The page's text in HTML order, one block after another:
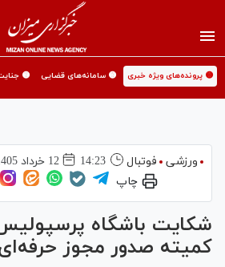
🟡 پرونده‌های ویژه خبری 🟡 سامانه‌های قضایی 🟡
ورزشی فوتبال 14:23 12 خرداد 1405
چاپ
شکایت باشگاه
کمیته صدور مجوز